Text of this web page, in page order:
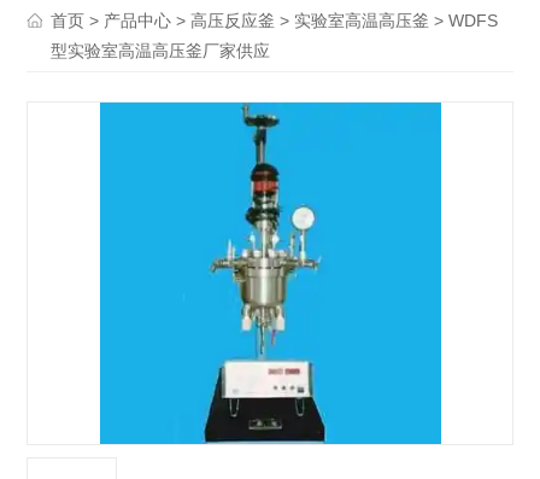
首页 > 产品中心 >高压反应釜 > 实验室高温高压釜 > WDFS
型实验室高温高压釜厂家供应